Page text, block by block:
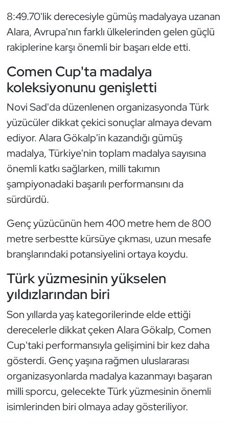
8:49.70'lik derecesiyle gümüş madalyaya uzanan
Alara, Avrupa'nın farklı ülkelerinden gelen güçlü
rakiplerine karşı önemli bir başarı elde etti.
Comen Cup'ta madalya
koleksiyonunu genişletti
Novi Sad'da düzenlenen organizasyonda Türk
yüzücüler dikkat çekici sonuçlar almaya devam
ediyor. Alara Gökalp'in kazandığı gümüş
madalya, Türkiye'nin toplam madalya sayısına
önemli katkı sağlarken, milli takımın
şampiyonadaki başarılı performansını da
sürdürdü.
Genç yüzücünün hem 400 metre hem de 800
metre serbestte kürsüye çıkması, uzun mesafe
branşlarındaki potansiyelini ortaya koydu.
Türk yüzmesinin yükselen
yıldızlarından biri
Son yıllarda yaş kategorilerinde elde ettiği
derecelerle dikkat çeken Alara Gökalp, Comen
Cup'taki performansıyla gelişimini bir kez daha
gösterdi. Genç yaşına rağmen uluslararası
organizasyonlarda madalya kazanmayı başaran
milli sporcu, gelecekte Türk yüzmesinin önemli
isimlerinden biri olmaya aday gösteriliyor.
Kayak
Kempo
Kick Boks
Kürek
Masa Tenisi
Modern Pentatlon
Motor Sporları
Muay Thai
Okçuluk
Optimist
Oryantiring
Paralimpik
Ragbi
Satranç
Su Topu